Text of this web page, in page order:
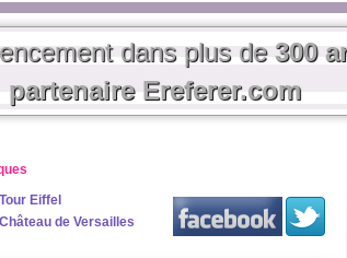
dans plus de300
partenaire Ereferer.com
Eiffel
de Versailles